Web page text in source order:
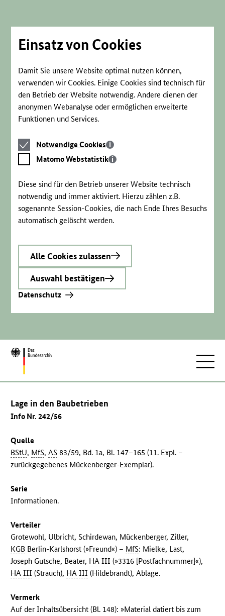
Einsatz von Cookies
Damit Sie unsere Website optimal nutzen können,
verwenden wir Cookies. Einige Cookies sind technisch für
den Betrieb der Website notwendig. Andere dienen der
anonymen Webanalyse oder ermöglichen erweiterte
Funktionen und Services.
Notwendige
Cookies
Notwendige Cookies
Matomo
Webstatistik
Matomo Webstatistik
Diese sind für den Betrieb unserer Website technisch
notwendig und immer aktiviert. Hierzu zählen z.B.
sogenannte Session-Cookies, die nach Ende Ihres Besuchs
automatisch gelöscht werden.
Alle Cookies zulassen
Auswahl bestätigen
Datenschutz
Zur
Lage in den Baubetrieben
Info Nr. 242/56
Quelle
BStU, MfS,AS 83/59, Bd. 1a, Bl. 147–165 (11. Expl. –
zurückgegebenes Mückenberger-Exemplar).
Serie
Informationen.
Verteiler
Grotewohl, Ulbricht, Schirdewan, Mückenberger, Ziller,
KGB Berlin-Karlshorst (»Freund«) – MfS: Mielke, Last,
Joseph Gutsche, Beater, HA III (»3316 [Postfachnummer]«),
HA III (Strauch), HA III (Hildebrandt), Ablage.
Vermerk
Auf der Inhaltsübersicht (Bl. 148): »Material datiert bis zum